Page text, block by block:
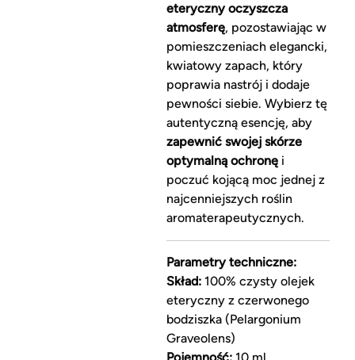
eteryczny oczyszcza
atmosferę, pozostawiając w
pomieszczeniach elegancki,
kwiatowy zapach, który
poprawia nastrój i dodaje
pewności siebie. Wybierz tę
autentyczną esencję, aby
zapewnić swojej skórze
optymalną ochronęi
poczuć kojącą moc jednej z
najcenniejszych roślin
aromaterapeutycznych.
Parametry techniczne:
Skład:100% czysty olejek
eteryczny z czerwonego
bodziszka (Pelargonium
Graveolens)